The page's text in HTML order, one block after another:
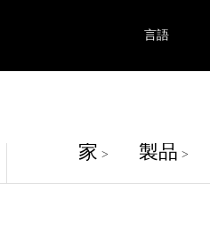
言語
製品
家 > 製品 >